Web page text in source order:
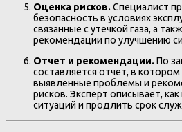
Оценка рисков.Специалист
безопасность в условиях
связанные с утечкой газа, а
рекомендации по улучшению
Отчет и рекомендации.По
составляется отчет, в
выявленные проблемы и
рисков. Эксперт описывает,
ситуаций и продлить срок